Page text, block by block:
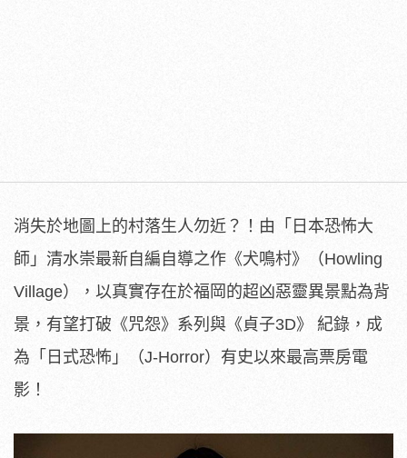
消失於地圖上的村落生人勿近？！由「日本恐怖大
師」清水崇最新自編自導之作《犬鳴村》（Howling
Village），以真實存在於福岡的超凶惡靈異景點為背
景，有望打破《咒怨》系列與《貞子3D》 紀錄，成
為「日式恐怖」（J-Horror）有史以來最高票房電
影！